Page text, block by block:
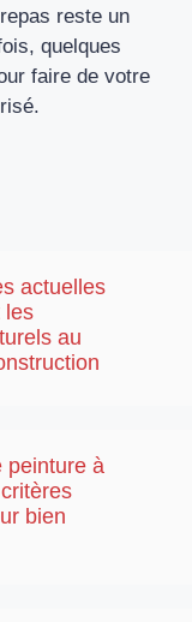
reste un
quelques
faire de votre
actuelles
les
au
peinture à
bien